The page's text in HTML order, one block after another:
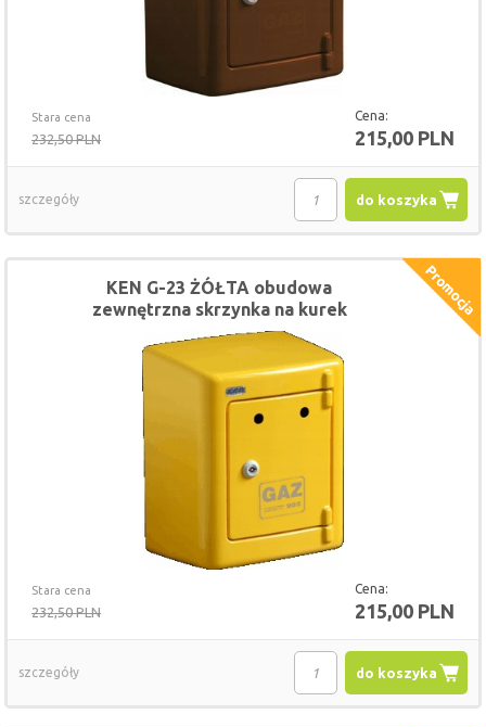
Stara cena
232,50 PLN
Cena:
215,00 PLN
do koszyka
szczegóły
Stara cena
232,50 PLN
Cena:
215,00 PLN
KEN G-23 ŻÓŁTA obudowa
zewnętrzna skrzynka na kurek
gazowy 28 x 36 x 20
do koszyka
szczegóły